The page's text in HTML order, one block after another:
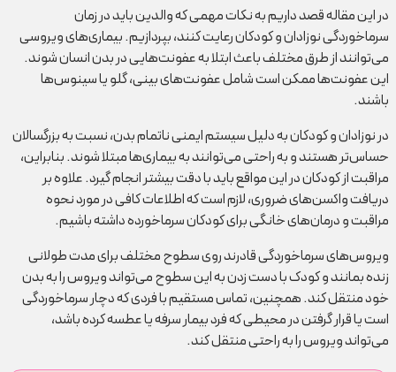
در این مقاله قصد داریم به نکات مهمی که والدین باید در زمان
سرماخوردگی نوزادان و کودکان رعایت کنند، بپردازیم. بیماری‌های ویروسی
می‌توانند از طرق مختلف باعث ابتلا به عفونت‌هایی در بدن انسان شوند.
این عفونت‌ها ممکن است شامل عفونت‌های بینی، گلو یا سینوس‌ها
باشند.
در نوزادان و کودکان به دلیل سیستم ایمنی ناتمام بدن، نسبت به بزرگسالان
حساس‌تر هستند و به راحتی می‌توانند به بیماری‌ها مبتلا شوند. بنابراین،
مراقبت از کودکان در این مواقع باید با دقت بیشتر انجام گیرد. علاوه بر
دریافت واکسن‌های ضروری، لازم است که اطلاعات کافی در مورد نحوه
مراقبت و درمان‌های خانگی برای کودکان سرماخورده داشته باشیم.
ویروس‌های سرماخوردگی قادرند روی سطوح مختلف برای مدت طولانی
زنده بمانند و کودک با دست زدن به این سطوح می‌تواند ویروس را به بدن
خود منتقل کند. همچنین، تماس مستقیم با فردی که دچار سرماخوردگی
است یا قرار گرفتن در محیطی که فرد بیمار سرفه یا عطسه کرده باشد،
می‌تواند ویروس را به راحتی منتقل کند.